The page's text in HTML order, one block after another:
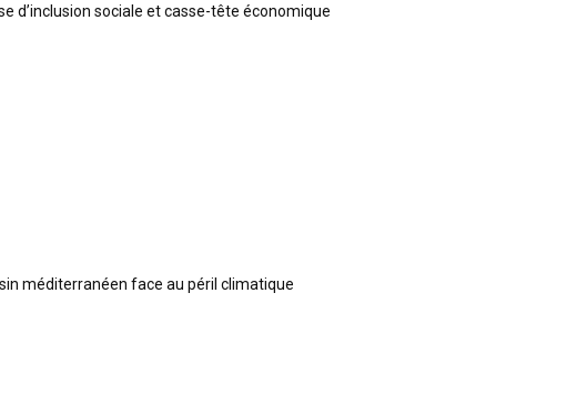
d’inclusion sociale et casse-tête économique
méditerranéen face au péril climatique